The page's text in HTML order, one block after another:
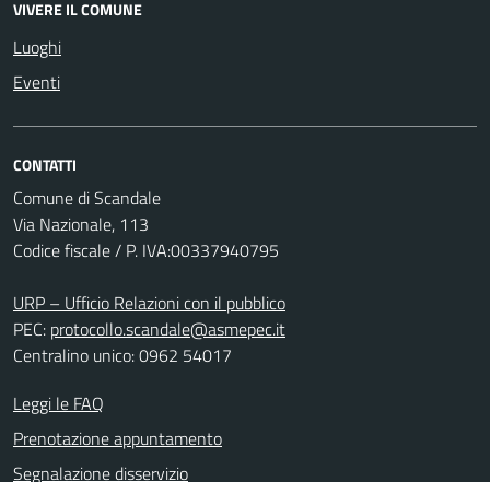
VIVERE IL COMUNE
Luoghi
Eventi
CONTATTI
Comune di Scandale
Via Nazionale, 113
Codice fiscale / P. IVA:00337940795
URP – Ufficio Relazioni con il pubblico
PEC: protocollo.scandale@asmepec.it
Centralino unico: 0962 54017
Leggi le FAQ
Prenotazione appuntamento
Segnalazione disservizio